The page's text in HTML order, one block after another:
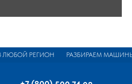
РЕГИОН РАЗБИРАЕМ МАШИНЫ